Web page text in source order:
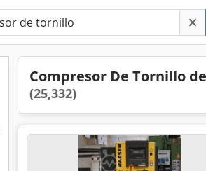
Compresor De Tornillo
(25,332)